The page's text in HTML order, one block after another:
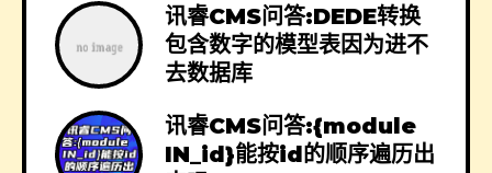
讯睿CMS问答:DEDE转换
包含数字的模型表因为进不
去数据库
讯睿CMS问答:{module
IN_id}能按id的顺序遍历出